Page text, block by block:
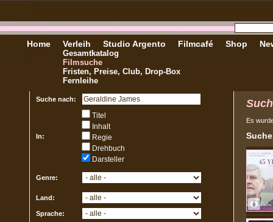
Home Verleih
Gesamtkatalog
Filmsuche
Fristen, Preise, Club, Drop-Box
Fernleihe
Studio Argento Filmcafé Shop
Suche nach:
In:
Titel
Inhalt
Regie
Drehbuch
Darsteller
Genre:
Land:
Sprache:
Es